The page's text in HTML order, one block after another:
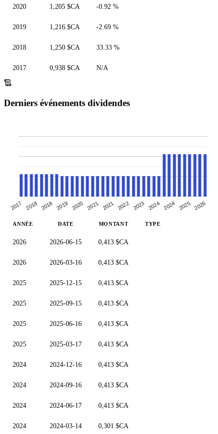
2020 1,205 $CA -0.92 %
2019 1,216 $CA -2.69 %
2018 1,250 $CA 33.33 %
2017 0,938 $CA N/A
Derniers événements dividendes
2017 2018 2018 2019 2020 2021 2021 2022 2023 2024 2024 2025 2026
ANNÉE DATE MONTANT TYPE
2026 2026-06-15 0,413 $CA
2026 2026-03-16 0,413 $CA
2025 2025-12-15 0,413 $CA
2025 2025-09-15 0,413 $CA
2025 2025-06-16 0,413 $CA
2025 2025-03-17 0,413 $CA
2024 2024-12-16 0,413 $CA
2024 2024-09-16 0,413 $CA
2024 2024-06-17 0,413 $CA
2024 2024-03-14 0,301 $CA